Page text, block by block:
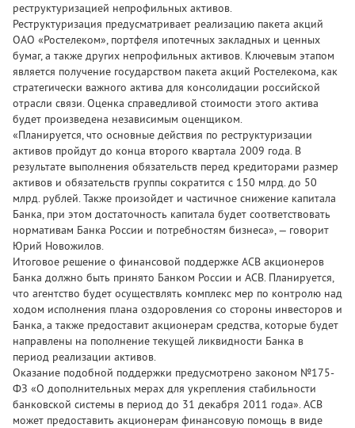
реструктуризацией непрофильных активов.
Реструктуризация предусматривает реализацию пакета акций
ОАО «Ростелеком», портфеля ипотечных закладных и ценных
бумаг, а также других непрофильных активов. Ключевым этапом
является получение государством пакета акций Ростелекома, как
стратегически важного актива для консолидации российской
отрасли связи. Оценка справедливой стоимости этого актива
будет произведена независимым оценщиком.
«Планируется, что основные действия по реструктуризации
активов пройдут до конца второго квартала 2009 года. В
результате выполнения обязательств перед кредиторами размер
активов и обязательств группы сократится с 150 млрд. до 50
млрд. рублей. Также произойдет и частичное снижение капитала
Банка, при этом достаточность капитала будет соответствовать
нормативам Банка России и потребностям бизнеса», — говорит
Юрий Новожилов.
Итоговое решение о финансовой поддержке АСВ акционеров
Банка должно быть принято Банком России и АСВ. Планируется,
что агентство будет осуществлять комплекс мер по контролю над
ходом исполнения плана оздоровления со стороны инвесторов и
Банка, а также предоставит акционерам средства, которые будет
направлены на пополнение текущей ликвидности Банка в
период реализации активов.
Оказание подобной поддержки предусмотрено законом №175-
ФЗ «О дополнительных мерах для укрепления стабильности
банковской системы в период до 31 декабря 2011 года». АСВ
может предоставить акционерам финансовую помощь в виде